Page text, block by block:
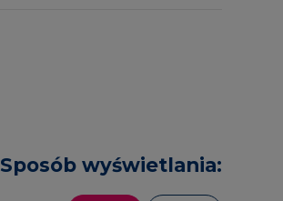
Sposób wyświetlania: